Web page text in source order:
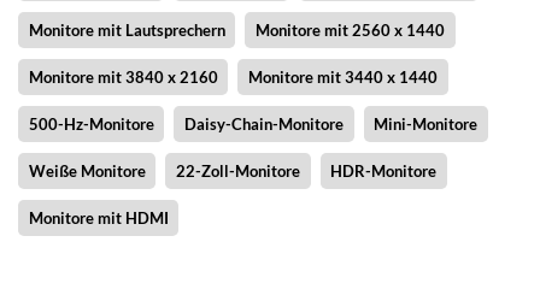
Monitore mit Lautsprechern Monitore mit 2560 x 1440
Monitore mit 3840 x 2160 Monitore mit 3440 x 1440
500-Hz-Monitore Daisy-Chain-Monitore Mini-Monitore
Weiße Monitore 22-Zoll-Monitore HDR-Monitore
Monitore mit HDMI